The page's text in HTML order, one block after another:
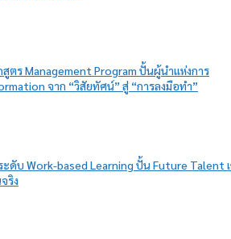
สูตร Management Program ปั้นผู้นำแห่งการ
จาก “วิสัยทัศน์” สู่ “การลงมือทำ”
ดับ Work-based Learning ปั้น Future Talent
ริง